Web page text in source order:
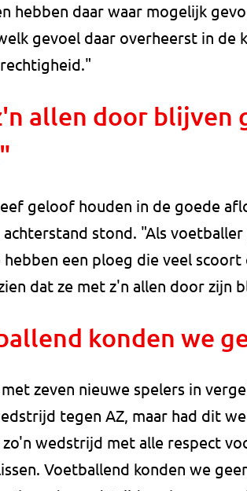
hebben daar waar mogelijk
gevoel daar overheerst in de
allen door blijven
geloof houden in de goede
stond. "Als
een ploeg die veel scoort
dat ze met z'n allen door zijn
konden we
zeven nieuwe spelers in
tegen AZ, maar had dit
wedstrijd met alle respect
Voetballend konden we